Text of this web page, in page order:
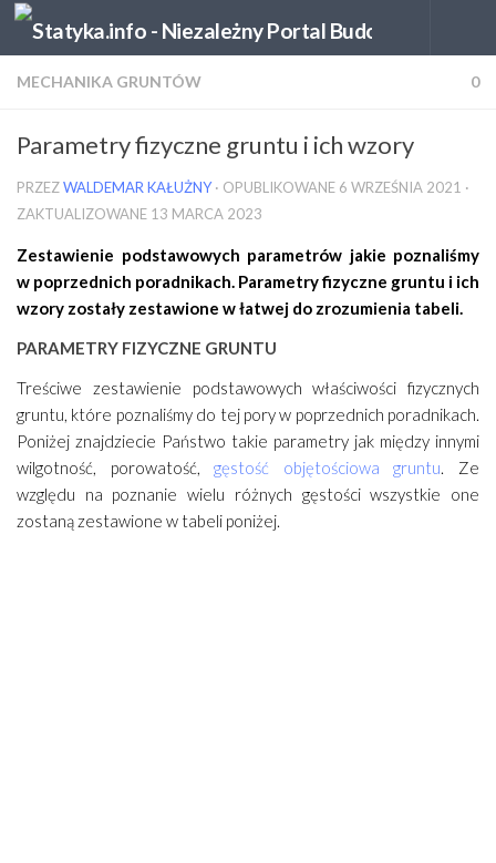
Skip to content
MECHANIKA GRUNTÓW 0
Parametry fizyczne gruntu i ich wzory
PRZEZWALDEMAR KAŁUŻNY · OPUBLIKOWANE 6 WRZEŚNIA 2021 ·
ZAKTUALIZOWANE 13 MARCA 2023
Zestawienie podstawowych parametrów jakie poznaliśmy
w poprzednich poradnikach. Parametry fizyczne gruntu i ich
wzory zostały zestawione w łatwej do zrozumienia tabeli.
PARAMETRY FIZYCZNE GRUNTU
Treściwe zestawienie podstawowych właściwości fizycznych
gruntu, które poznaliśmy do tej pory w poprzednich poradnikach.
Poniżej znajdziecie Państwo takie parametry jak między innymi
wilgotność, porowatość,gęstość objętościowa gruntu. Ze
względu na poznanie wielu różnych gęstości wszystkie one
zostaną zestawione w tabeli poniżej.